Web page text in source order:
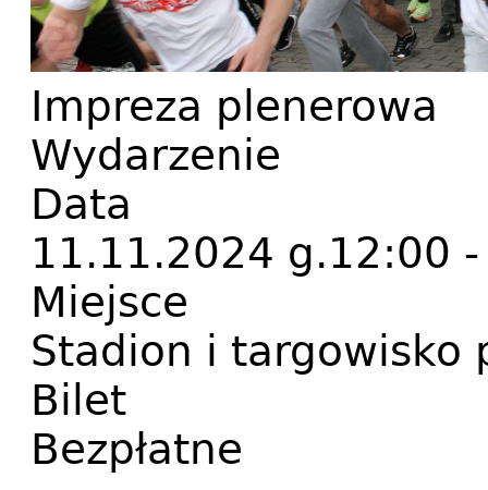
Impreza plenerowa
Wydarzenie
Data
11.11.2024 g.12:00
Miejsce
Stadion i targowisko
Bilet
Bezpłatne